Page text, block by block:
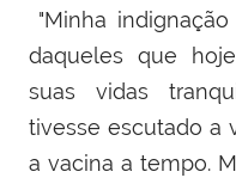
"Minha
daqueles que
suas vidas
tivesse escutado a
a vacina a tempo.